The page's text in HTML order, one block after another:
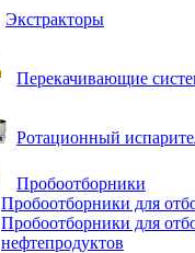
Экстракторы
Перекачивающие
Ротационный
Пробоотборники
Пробоотборники для
Пробоотборники для
нефтепродуктов